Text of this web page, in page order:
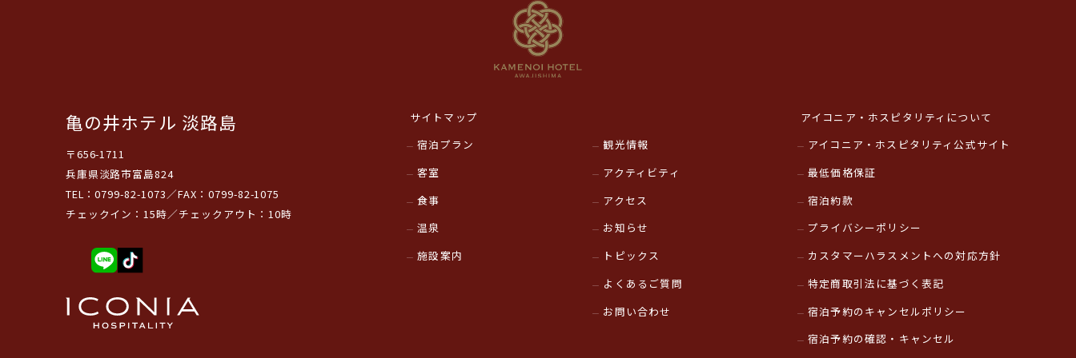
亀の井ホテル 淡路島
〒656-1711
兵庫県淡路市富島824
TEL：0799-82-1073／FAX：0799-82-1075
チェックイン：15時／チェックアウト：10時
サイトマップ
宿泊プラン
客室
食事
温泉
施設案内
観光情報
アクティビティ
アクセス
お知らせ
トピックス
よくあるご質問
お問い合わせ
アイコニア・ホスピタリティについて
アイコニア・ホスピタリティ公式サイト
最低価格保証
宿泊約款
プライバシーポリシー
カスタマーハラスメントへの対応方針
特定商取引法に基づく表記
宿泊予約のキャンセルポリシー
宿泊予約の確認・キャンセル